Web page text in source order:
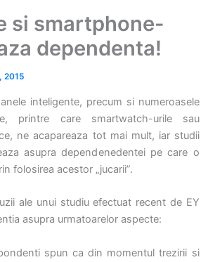
si smartphone-
dependenta!
2015
inteligente, precum si numeroasele
printre care smartwatch-urile sau
ne acapareaza tot mai mult, iar studii
asupra dependenedentei pe care o
folosirea acestor „jucarii”.
ale unui studiu efectuat recent de EY
asupra urmatoarelor aspecte:
spun ca din momentul trezirii si